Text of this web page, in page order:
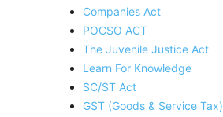
Companies Act
POCSO ACT
The Juvenile Justice Act
Learn For Knowledge
SC/ST Act
GST (Goods & Service Tax)